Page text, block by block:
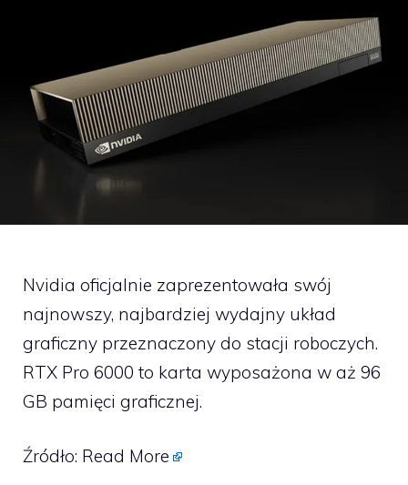
Nvidia oficjalnie zaprezentowała swój
najnowszy, najbardziej wydajny układ
graficzny przeznaczony do stacji roboczych.
RTX Pro 6000 to karta wyposażona w aż 96
GB pamięci graficznej.
Źródło: Read More